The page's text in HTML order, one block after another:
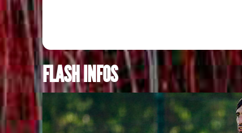
FLASH INFOS